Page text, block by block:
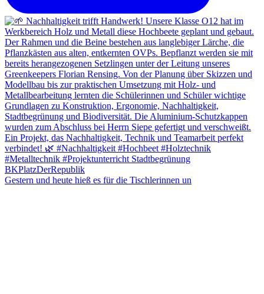
Gestern und heute hieß es für die Tischlerinnen un